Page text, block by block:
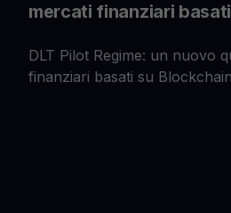
mercati finanziari
DLT Pilot Regime: un nuovo
finanziari basati su Blockchain